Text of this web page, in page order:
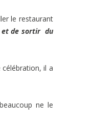
le restaurant
et de sortir du
il a
ne le